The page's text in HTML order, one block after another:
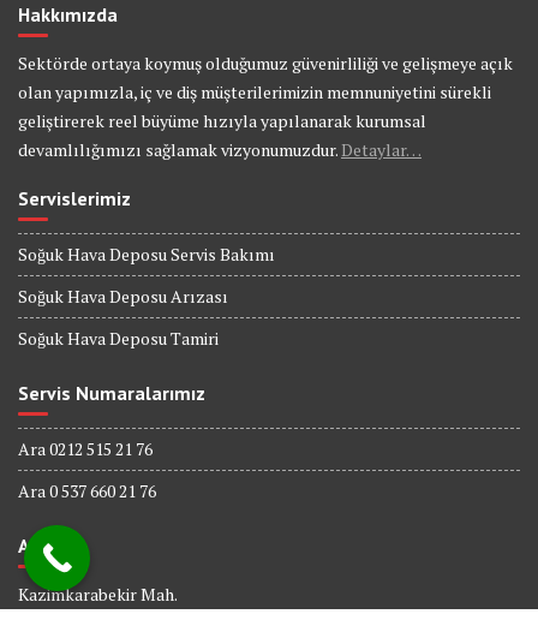
Hakkımızda
Sektörde ortaya koymuş olduğumuz güvenirliliği ve gelişmeye açık
olan yapımızla, iç ve diş müşterilerimizin memnuniyetini sürekli
geliştirerek reel büyüme hızıyla yapılanarak kurumsal
devamlılığımızı sağlamak vizyonumuzdur.Detaylar…
Servislerimiz
Soğuk Hava Deposu Servis Bakımı
Soğuk Hava Deposu Arızası
Soğuk Hava Deposu Tamiri
Servis Numaralarımız
Ara 0212 515 21 76
Ara 0 537 660 21 76
Adres
Kazimkarabekir Mah.